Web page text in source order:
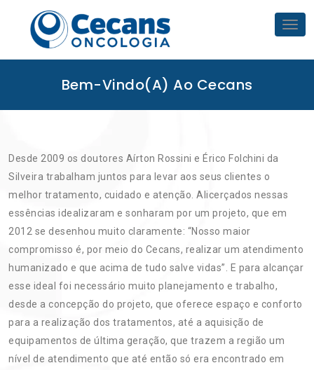
content
Bem-Vindo(a) Ao Cecans
Desde 2009 os doutores Aírton Rossini e Érico Folchini da
Silveira trabalham juntos para levar aos seus clientes o
melhor tratamento, cuidado e atenção. Alicerçados nessas
essências idealizaram e sonharam por um projeto, que em
2012 se desenhou muito claramente: “Nosso maior
compromisso é, por meio do Cecans, realizar um atendimento
humanizado e que acima de tudo salve vidas”. E para alcançar
esse ideal foi necessário muito planejamento e trabalho,
desde a concepção do projeto, que oferece espaço e conforto
para a realização dos tratamentos, até a aquisição de
equipamentos de última geração, que trazem a região um
nível de atendimento que até então só era encontrado em